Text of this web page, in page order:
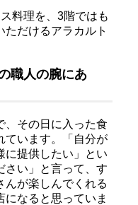
料理を、3階ではも
ただけるアラカルト
職人の腕にあ
、その日に入った食
ています。「自分が
に提供したい」とい
さい」と言って、す
んが楽しんでくれる
になると思っていま